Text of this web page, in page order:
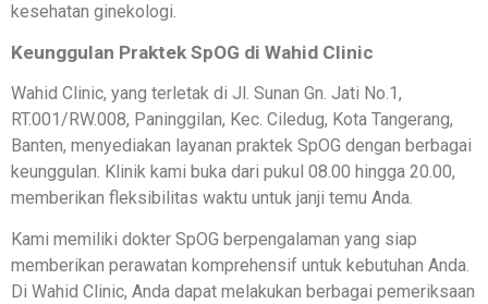
kesehatan ginekologi.
Keunggulan Praktek SpOG di Wahid Clinic
Wahid Clinic, yang terletak di Jl. Sunan Gn. Jati No.1,
RT.001/RW.008, Paninggilan, Kec. Ciledug, Kota Tangerang,
Banten, menyediakan layanan praktek SpOG dengan berbagai
keunggulan. Klinik kami buka dari pukul 08.00 hingga 20.00,
memberikan fleksibilitas waktu untuk janji temu Anda.
Kami memiliki dokter SpOG berpengalaman yang siap
memberikan perawatan komprehensif untuk kebutuhan Anda.
Di Wahid Clinic, Anda dapat melakukan berbagai pemeriksaan